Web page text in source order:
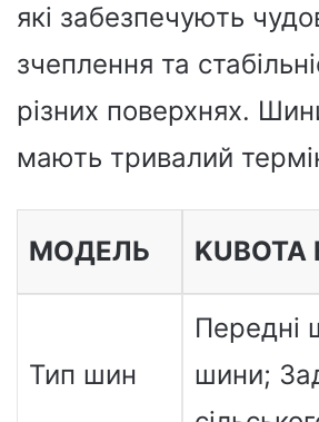
які забезпечують
зчеплення та
різних поверхнях.
мають тривалий
МОДЕЛЬ KUBOTA
Тип шин
Передні
шини;